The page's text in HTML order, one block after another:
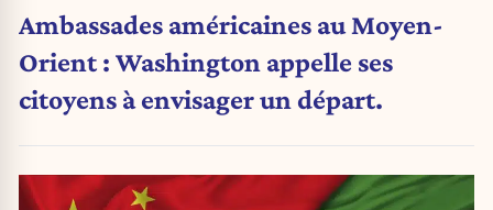
Ambassades américaines au Moyen-
Orient : Washington appelle ses
citoyens à envisager un départ.